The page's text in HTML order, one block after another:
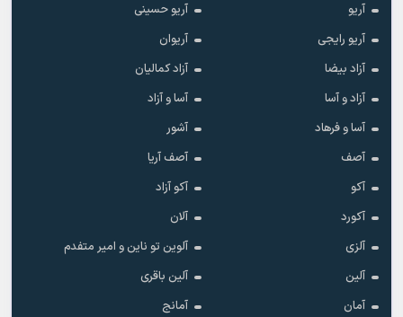
آریو
آریو حسینی
آریو رایجی
آریوان
آزاد بیضا
آزاد کمالیان
آزاد و آسا
آسا و آزاد
آسا و فرهاد
آشور
آصف
آصف آریا
آکو
آکو آزاد
آکورد
آلان
آلزی
آلوین تو ناین و امیر متفدم
آلین
آلین باقری
آمان
آمانج